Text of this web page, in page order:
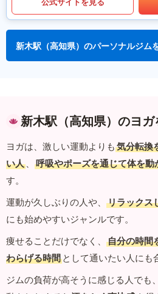
新木駅（高知県）のパーソナルジム
新木駅（高知県）のヨガ
ヨガは、激しい運動よりも 気分転換
い人 、 呼吸やポーズを通じて体を動
す。
運動が久しぶりの人や、
リラックス
にも始めやすいジャンルです。
痩せることだけでなく、
自分の時間
わらげる時間 として通いたい人にも
ジムの負荷が高そうに感じる人でも